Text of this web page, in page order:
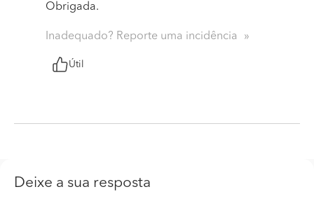
Obrigada.
Inadequado? Reporte uma incidência
Útil
Deixe a sua resposta